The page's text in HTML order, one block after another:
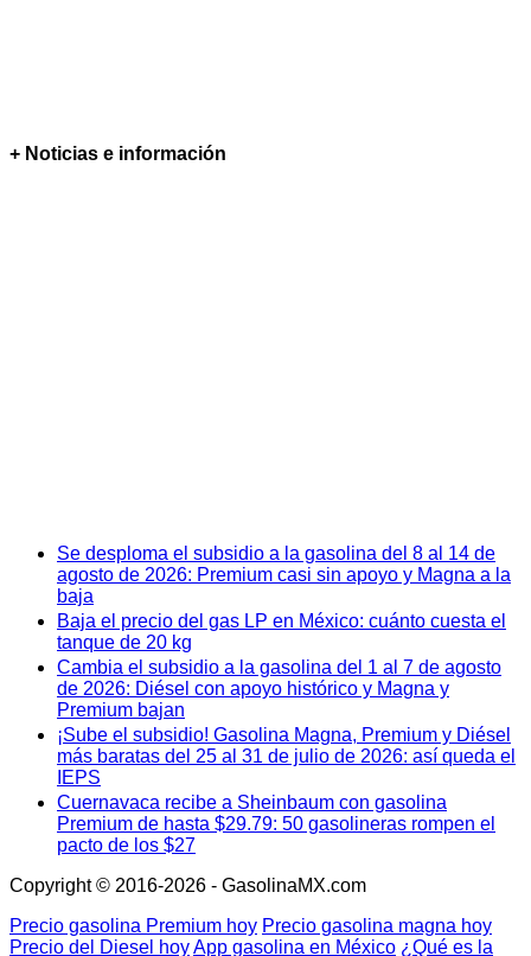
+ Noticias e información
Se desploma el subsidio a la gasolina del 8 al 14 de
agosto de 2026: Premium casi sin apoyo y Magna a la
baja
Baja el precio del gas LP en México: cuánto cuesta el
tanque de 20 kg
Cambia el subsidio a la gasolina del 1 al 7 de agosto
de 2026: Diésel con apoyo histórico y Magna y
Premium bajan
¡Sube el subsidio! Gasolina Magna, Premium y Diésel
más baratas del 25 al 31 de julio de 2026: así queda el
IEPS
Cuernavaca recibe a Sheinbaum con gasolina
Premium de hasta $29.79: 50 gasolineras rompen el
pacto de los $27
Copyright © 2016-2026 - GasolinaMX.com
Precio gasolina Premium hoy Precio gasolina magna hoy
Precio del Diesel hoyApp gasolina en México ¿Qué es la